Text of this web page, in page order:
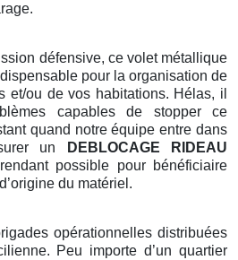
défensive, ce volet métallique
pour la organisation de
et/ou de vos habitations. Hélas, il
capables de stopper ce
quand notre équipe entre dans
un
DEBLOCAGE RIDEAU
possible pour bénéficiaire
du matériel.
opérationnelles distribuées
Peu importe d’un quartier